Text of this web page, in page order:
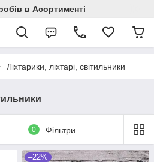
в Асортименті
Ліхтарики, ліхтарі, світильники
0 Фільтри
–22%